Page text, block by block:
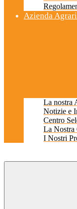
Azienda
La nostra
Notizie e
Centro
La Nostra
I Nostri